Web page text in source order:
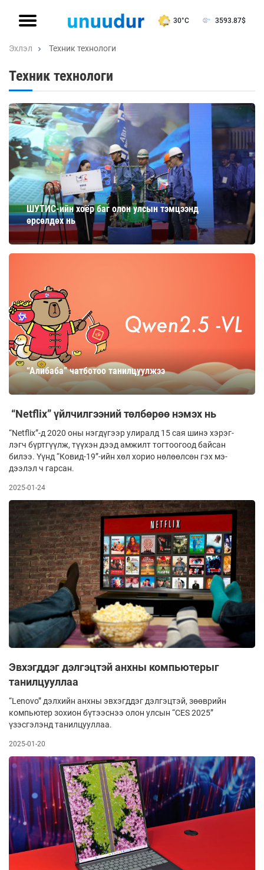
30°C 3593.87$
Эхлэл Техник технологи
Техник технологи
ШУТИС-ийн хоёр баг олон улсын тэмцээнд
өрсөлдөх нь
“Алибаба” чатботоо танилцуулжээ
“Netflix” үйлчилгээний төлбөрөө нэмэх нь
“Netflix”-д 2020 оны нэгдүгээр улиралд 15 сая шинэ хэрэг­
лэгч бүртгүүлж, түүхэн дээд амжилт тог­тоогоод байсан
билээ. Үүнд “Ко­вид-19”-ийн хөл хорио нөлөөлсөн гэх мэ­
дээлэл ч гарсан.
2025-01-24
Эвхэгддэг дэлгэцтэй анхны компьютерыг
танилцууллаа
“Lenovo” дэлхийн анхны эвхэгддэг дэлгэц­тэй, зөөврийн
компьютер зохион бүтээс­нээ олон улсын “CES 2025”
үзэсгэлэнд танил­цуул­­лаа.
2025-01-20